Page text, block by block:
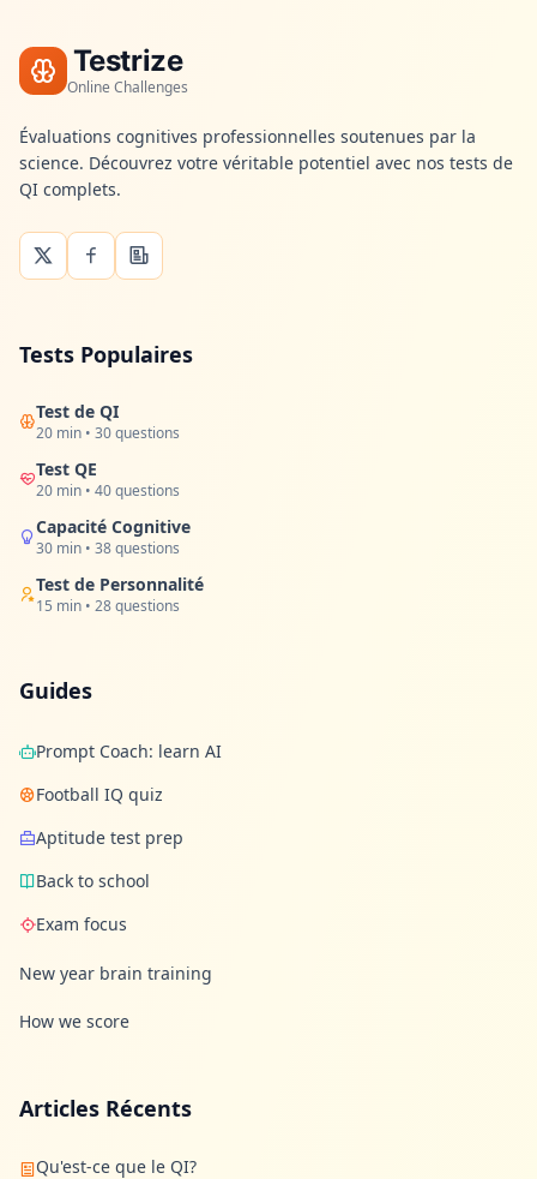
Testrize
Online Challenges
Évaluations cognitives professionnelles soutenues par la
science. Découvrez votre véritable potentiel avec nos tests de
QI complets.
Tests Populaires
Test de QI
20 min • 30 questions
Test QE
20 min • 40 questions
Capacité Cognitive
30 min • 38 questions
Test de Personnalité
15 min • 28 questions
Guides
Prompt Coach: learn AI
Football IQ quiz
Aptitude test prep
Back to school
Exam focus
New year brain training
How we score
Articles Récents
Qu'est-ce que le QI?